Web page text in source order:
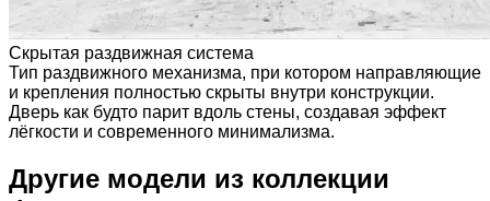
Скрытая раздвижная система
Тип раздвижного механизма, при котором направляющие
и крепления полностью скрыты внутри конструкции.
Дверь как будто парит вдоль стены, создавая эффект
лёгкости и современного минимализма.
Другие модели из коллекции